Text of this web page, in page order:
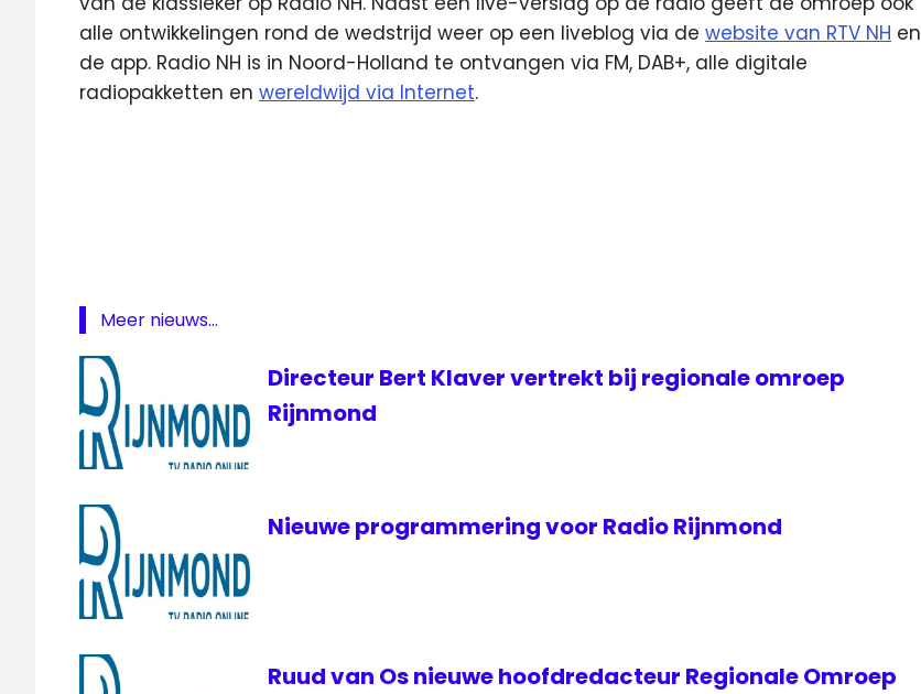
alle ontwikkelingen rond de wedstrijd weer op een liveblog via de website van RTV NH en
de app. Radio NH is in Noord-Holland te ontvangen via FM, DAB+, alle digitale
radiopakketten en wereldwijd via Internet.
FOX
live
klassieker
Klassieker
live
Langs
Lijn
de
Lijn
live
Rijnmond
Meer nieuws...
Directeur Bert Klaver vertrekt bij regionale omroep
Rijnmond
Nieuwe programmering voor Radio Rijnmond
Ruud van Os nieuwe hoofdredacteur Regionale Omroep